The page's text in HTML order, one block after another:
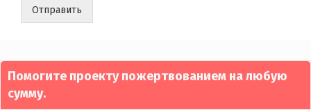
Отправить
Помогите проекту пожертвованием на любую
сумму.